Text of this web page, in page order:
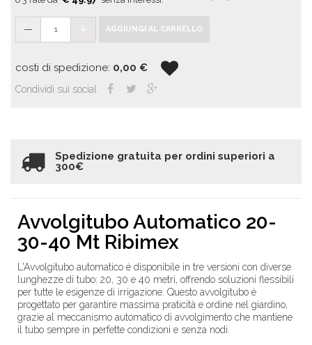
1 AGGIUNGI AL CARRELLO
costi di spedizione: 0,00 €
Condividi sui social
Spedizione gratuita per ordini superiori a
300€
Avvolgitubo Automatico 20-
30-40 Mt Ribimex
L'Avvolgitubo automatico è disponibile in tre versioni con diverse
lunghezze di tubo: 20, 30 e 40 metri, offrendo soluzioni flessibili
per tutte le esigenze di irrigazione. Questo avvolgitubo è
progettato per garantire massima praticità e ordine nel giardino,
grazie al meccanismo automatico di avvolgimento che mantiene
il tubo sempre in perfette condizioni e senza nodi.